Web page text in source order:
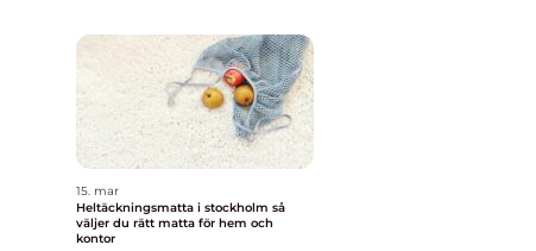
15. mar
Heltäckningsmatta i stockholm så
väljer du rätt matta för hem och
kontor